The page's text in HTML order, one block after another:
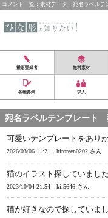
コメント一覧：素材データ：宛名ラベル
雛形登録者 無料素材
各種募集 求人
宛名ラベルテンプレート
可愛いテンプレートをあり
2026/03/06 11:21 hiroreen0202 さん
猫のイラスト探していまし
2023/10/04 21:54 kii5646 さん
猫が好きなので探していま